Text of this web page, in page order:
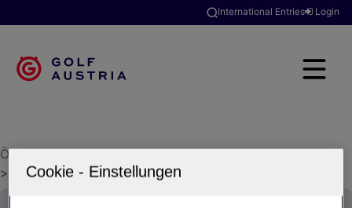
International Entries Login
Österreichischer Golfverband > Golfclubsuche
>
GC Neusiedlersee - Donnerskirchen